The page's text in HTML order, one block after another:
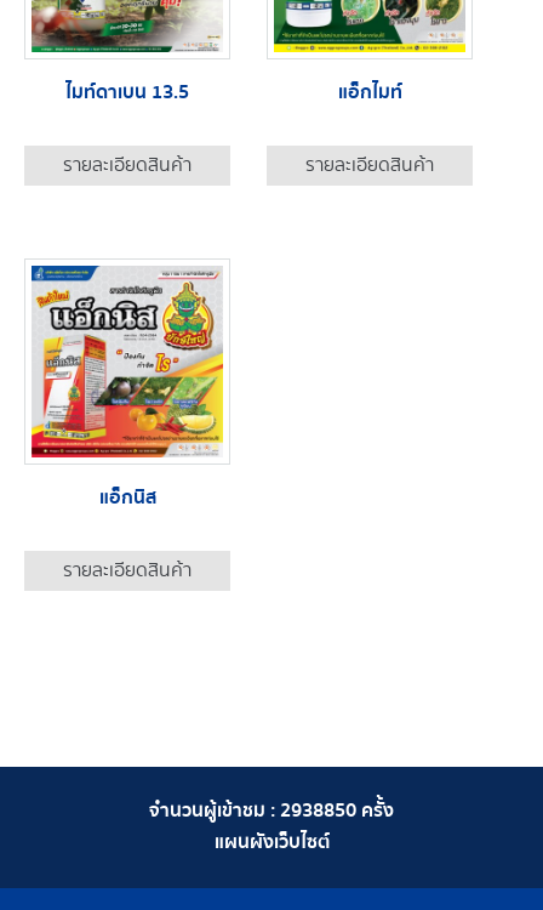
ไมท์ดาเบน 13.5
รายละเอียดสินค้า
แอ็กไมท์
รายละเอียดสินค้า
แอ็กนิส
รายละเอียดสินค้า
จำนวนผู้เข้าชม :2938850 ครั้ง
แผนผังเว็บไซต์